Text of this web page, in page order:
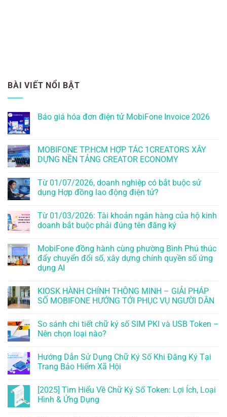
BÀI VIẾT NỔI BẬT
Báo giá hóa đơn điện tử MobiFone Invoice 2026
MOBIFONE TP.HCM HỢP TÁC 1CREATORS XÂY
DỰNG NỀN TẢNG CREATOR ECONOMY
Từ 01/07/2026, doanh nghiệp có bắt buộc sử
dụng Hợp đồng lao động điện tử?
Từ 01/03/2026: Tài khoản ngân hàng của hộ kinh
doanh bắt buộc phải đúng tên đăng ký
MobiFone đồng hành cùng phường Bình Phú thúc
đẩy chuyển đổi số, xây dựng chính quyền số ứng
dụng AI
KIOSK HÀNH CHÍNH THÔNG MINH – GIẢI PHÁP
SỐ MOBIFONE HƯỚNG TỚI PHỤC VỤ NGƯỜI DÂN
So sánh chi tiết chữ ký số SIM PKI và USB Token –
Nên chọn loại nào?
Hướng Dẫn Sử Dụng Chữ Ký Số Khi Đăng Ký Tại
Trang Bảo Hiểm Xã Hội
[2025] Tìm Hiểu Về Chữ Ký Số Token: Lợi Ích, Loại
Hình & Ứng Dụng